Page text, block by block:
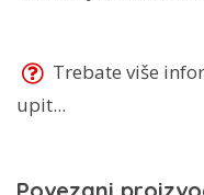
Trebate više
upit...